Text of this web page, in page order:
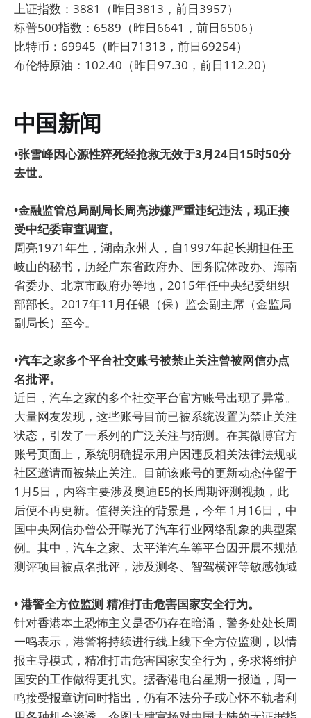
上证指数：3881（昨日3813，前日3957）
标普500指数：6589（昨日6641，前日6506）
比特币：69945（昨日71313，前日69254）
布伦特原油：102.40（昨日97.30，前日112.20）
中国新闻
•张雪峰因心源性猝死经抢救无效于3月24日15时50分
去世。
•金融监管总局副局长周亮涉嫌严重违纪违法，现正接
受中纪委审查调查。
周亮1971年生，湖南永州人，自1997年起长期担任王
岐山的秘书，历经广东省政府办、国务院体改办、海南
省委办、北京市政府办等地，2015年任中央纪委组织
部部长。2017年11月任银（保）监会副主席（金监局
副局长）至今。
•汽车之家多个平台社交账号被禁止关注曾被网信办点
名批评。
近日，汽车之家的多个社交平台官方账号出现了异常。
大量网友发现，这些账号目前已被系统设置为禁止关注
状态，引发了一系列的广泛关注与猜测。在其微博官方
账号页面上，系统明确提示用户因违反相关法律法规或
社区邀请而被禁止关注。目前该账号的更新动态停留于
1月5日，内容主要涉及奥迪E5的长周期评测视频，此
后便不再更新。值得关注的背景是，今年 1月16日，中
国中央网信办曾公开曝光了汽车行业网络乱象的典型案
例。其中，汽车之家、太平洋汽车等平台因开展不规范
测评项目被点名批评，涉及测冬、智驾横评等敏感领域
• 港警全方位监测 精准打击危害国家安全行为。
针对香港本土恐怖主义是否仍存在暗涌，警务处处长周
一鸣表示，港警将持续进行线上线下全方位监测，以情
报主导模式，精准打击危害国家安全行为，务求将维护
国安的工作做得更扎实。据香港电台星期一报道，周一
鸣接受报章访问时指出，仍有不法分子或心怀不轨者利